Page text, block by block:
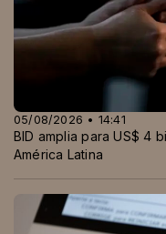
05/08/2026 • 14:41
BID amplia para US$ 4
América Latina